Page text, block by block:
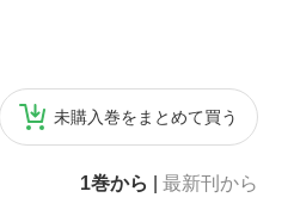
未購入巻をまとめて買う
1巻から 最新刊から